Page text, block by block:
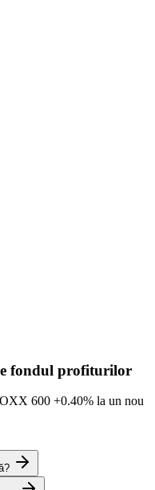
fondul profiturilor
600 +0.40% la un nou